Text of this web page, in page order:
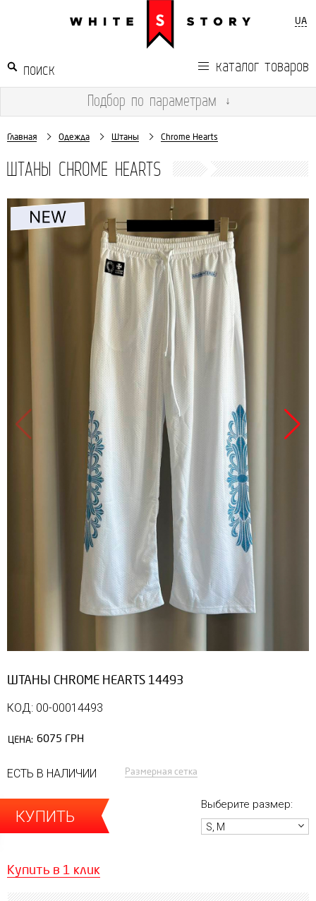
UA
каталог товаров
Подбор по параметрам ↓
Главная Одежда Штаны Chrome Hearts
ШТАНЫ CHROME HEARTS
ШТАНЫ CHROME HEARTS 14493
КОД: 00-00014493
ЦЕНА: 6075 ГРН
ЕСТЬ В НАЛИЧИИ Размерная сетка
КУПИТЬ
Выберите размер:
S, M
Купить в 1 клик